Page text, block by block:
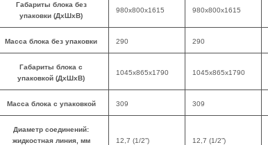
Габариты блока без
упаковки (ДхШхВ)
980x800x1615 980x800x1615
Масса блока без упаковки 290 290
Габариты блока с
упаковкой (ДхШхВ)
1045x865x1790 1045x865x1790
Масса блока с упаковкой 309 309
Диаметр соединений:
жидкостная линия, мм
12,7 (1/2”) 12,7 (1/2”)